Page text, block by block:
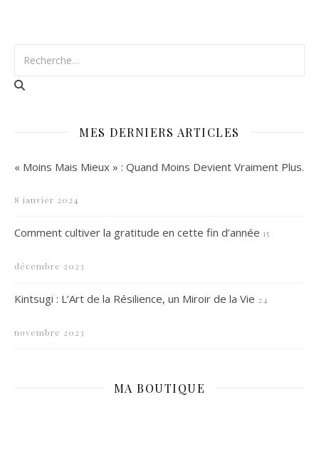
MES DERNIERS ARTICLES
« Moins Mais Mieux » : Quand Moins Devient Vraiment Plus.
8 janvier 2024
Comment cultiver la gratitude en cette fin d’année 15
décembre 2023
Kintsugi : L’Art de la Résilience, un Miroir de la Vie 24
novembre 2023
MA BOUTIQUE